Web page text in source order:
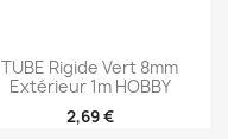
TUBE Rigide Vert 8mm
Extérieur 1m HOBBY
2,69 €